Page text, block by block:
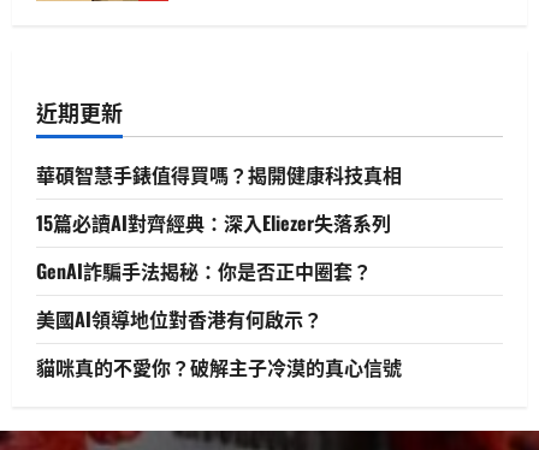
2 2025 年 4 月 21 日 0
3
軟體實務操作
GenAI詐騙手法揭秘：你是否正中圈
套？
2025 年 4 月 10 日 0
生活與成長
2025 年 4 月 10 日 0
近期更新
華碩智慧手錶值得買嗎？揭開健康科技真相
15篇必讀AI對齊經典：深入Eliezer失落系列
GenAI詐騙手法揭秘：你是否正中圈套？
美國AI領導地位對香港有何啟示？
貓咪真的不愛你？破解主子冷漠的真心信號